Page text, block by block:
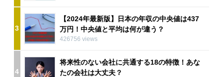
3
【2024年最新版】日本の年収の中央値は437
万円！中央値と平均は何が違う？
426756 views
4
将来性のない会社に共通する18の特徴！あな
たの会社は大丈夫？